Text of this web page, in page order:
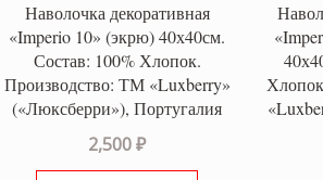
Наволочка декоративная
«Imperio 10» (экрю) 40х40см.
Состав: 100% Хлопок.
Производство: ТМ «Luxberry»
(«Люксберри»), Португалия
2,500₽